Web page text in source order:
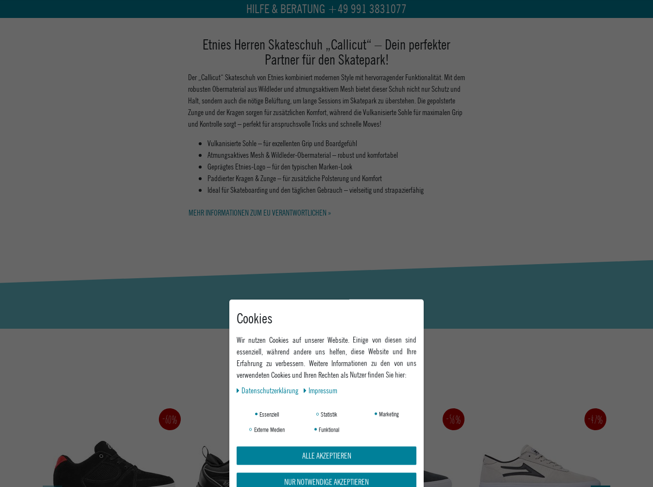
HILFE & BERATUNG +49 991 3831077
Etnies Herren Skateschuh „Callicut“ – Dein perfekter
Partner für den Skatepark!
Der „Callicut“ Skateschuh von Etnies kombiniert modernen Style mit hervorragender Funktionalität. Mit dem
robusten Obermaterial aus Wildleder und atmungsaktivem Mesh bietet dieser Schuh nicht nur Schutz und
Halt, sondern auch die nötige Belüftung, um lange Sessions im Skatepark zu überstehen. Die gepolsterte
Zunge und der Kragen sorgen für zusätzlichen Komfort, während die Vulkanisierte Sohle für maximalen Grip
und Kontrolle sorgt – perfekt für anspruchsvolle Tricks und schnelle Moves!
Vulkanisierte Sohle – für exzellenten Grip und Boardgefühl
Atmungsaktives Mesh & Wildleder-Obermaterial – robust und komfortabel
Geprägtes Etnies-Logo – für den typischen Marken-Look
Paddierter Kragen & Zunge – für zusätzliche Polsterung und Komfort
Ideal für Skateboarding und den täglichen Gebrauch – vielseitig und strapazierfähig
MEHR INFORMATIONEN ZUM EU VERANTWORTLICHEN »
DAS KÖNNTE DIR AUCH GEFALLEN
-60% -64% -56% -47%
Cookies
Wir nutzen Cookies auf unserer Website. Einige von diesen sind
essenziell, während andere uns helfen, diese Website und Ihre
Erfahrung zu verbessern. Weitere Informationen zu den von uns
verwendeten Cookies und Ihren Rechten als Nutzer finden Sie hier:
Daten­schutz­erklärung
Impressum
Essenziell Statistik
Marketing
Externe Medien
Funktional
ALLE AKZEPTIEREN
NUR NOTWENDIGE AKZEPTIEREN